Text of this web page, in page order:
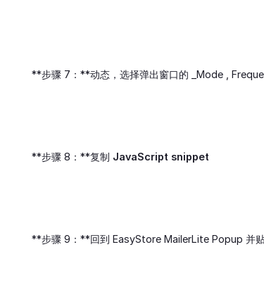
**步骤 7：**动态，选择弹出窗口的 _Mode ,
**步骤 8：**复制 JavaScript snippet
**步骤 9：**回到 EasyStore MailerLite Popup 并